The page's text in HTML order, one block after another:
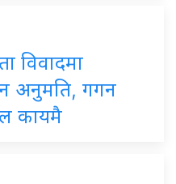
विवादमा
अनुमति, गगन
कायमै